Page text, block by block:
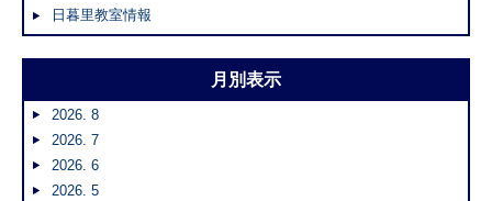
日暮里教室情報
月別表示
2026. 8
2026. 7
2026. 6
2026. 5